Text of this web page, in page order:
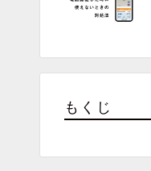
もくじ